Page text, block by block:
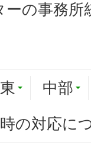
の事務所
中部
の対応に